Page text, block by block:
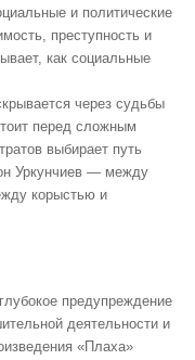
и политические
преступность и
как социальные
через судьбы
перед сложным
выбирает путь
Уркунчиев — между
корыстью и
предупреждение
деятельности и
«Плаха»